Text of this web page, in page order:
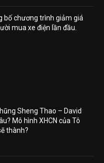
bố chương trình giảm giá
mua xe điện lần đầu.
Sheng Thao – David
Mô hình XHCN của Tô
thành?